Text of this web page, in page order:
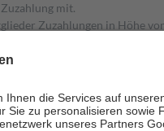
mit.
Zuzahlungen in Höhe
auch für Online-
Versicherten für ihre eigene
bis zum vollendeten 18.
und Früherkennung,